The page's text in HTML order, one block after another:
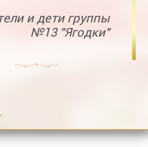
и дети группы
№13 "Ягодки"